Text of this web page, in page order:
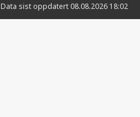
Data sist oppdatert 08.08.2026 18:02